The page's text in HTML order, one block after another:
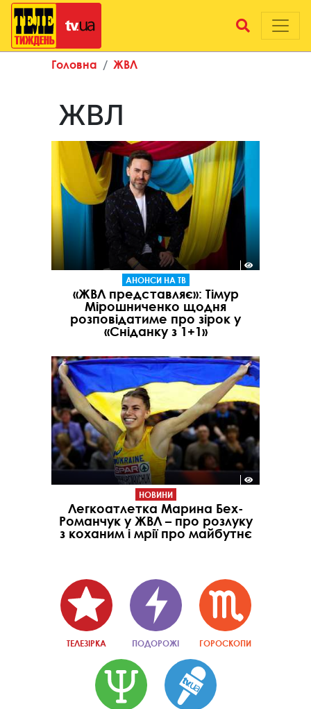
Головна ЖВЛ
ЖВЛ
АНОНСИ НА ТВ
«ЖВЛ представляє»: Тімур
Мірошниченко щодня
розповідатиме про зірок у
«Сніданку з 1+1»
НОВИНИ
Легкоатлетка Марина Бех-
Романчук у ЖВЛ – про розлуку
з коханим і мрії про майбутнє
ТЕЛЕЗІРКА ПОДОРОЖІ ГОРОСКОПИ